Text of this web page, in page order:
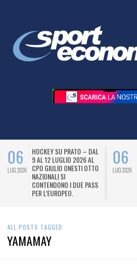
06
LUG 2026
HOCKEY SU PRATO – DAL
9 AL 12 LUGLIO 2026 AL
CPO GIULIO ONESTI OTTO
NAZIONALI SI
CONTENDONO I DUE PASS
PER L’EUROPEO.
06
LUG 2026
ALL POSTS TAGGED
YAMAMAY